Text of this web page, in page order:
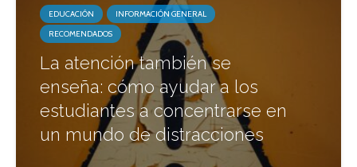
EDUCACIÓN
INFORMACIÓN GENERAL
RECOMENDADOS
La atención también se
enseña: cómo ayudar a los
estudiantes a concentrarse en
un mundo de distracciones